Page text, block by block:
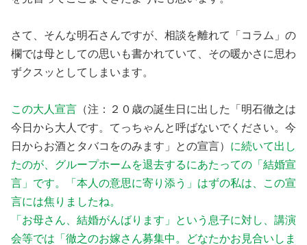
さて、そんな明石さんですが、相談を離れて「コラム」の
欄では母としての思いも書かれていて、その暖かさに思わ
ずクスッとしてしまいます。
この大人宣言 （注：２０歳の誕生日に出した「明石徹之は
今日から大人です。てっちゃんと呼ばないでください。今
日からお酒とタバコをのみます」との宣言） に続いて出し
たのが、グループホームを退去するにあたっての「結婚宣
言」です。「本人の意思に寄り添う」はずの私は、この宣
言には焦りましたね。
「お母さん、結婚がんばります」という息子に対し、講演
会等では「徹之のお嫁さん募集中。どなたかお見合いしま